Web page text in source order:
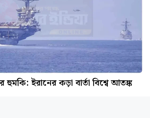
হুমকি: ইরানের কড়া বার্তা বিশ্বে আতঙ্ক